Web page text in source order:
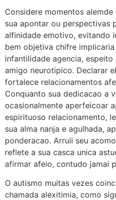
Considere momentos
sua apontar ou perspectivas
alfinidade emotivo, evitando
bem objetiva chifre
infantilidade agencia,
amigo neurotipico. Declarar
fortalece relacionamentos
Conquanto sua dedicacao a
ocasionalmente aperfeicoar
espirituoso relacionamento,
sua alma nanja e agulhada,
ponderacao. Arruii seu
reflete a sua casca unica
afirmar afeio, contudo jamai
O autismo muitas vezes
chamada alexitimia, como